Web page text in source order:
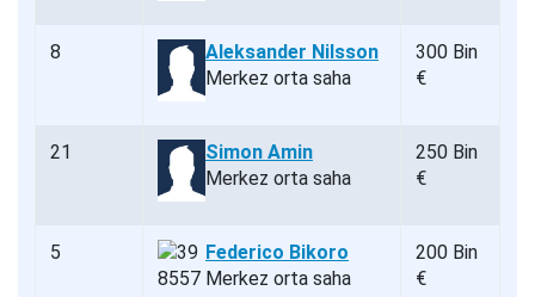
8
Aleksander Nilsson
Merkez orta saha
300 Bin
€
21
Simon Amin
Merkez orta saha
250 Bin
€
5
Federico Bikoro
Merkez orta saha
200 Bin
€